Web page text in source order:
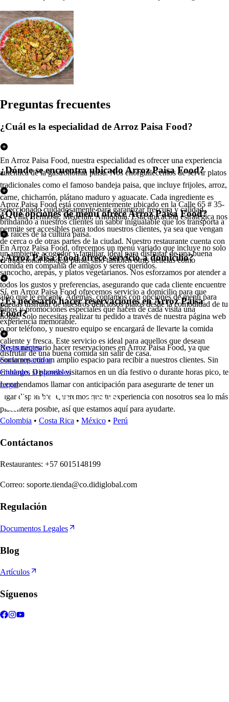
Preguntas frecuentes
¿Cuál es la especialidad de Arroz Paisa Food?
En Arroz Paisa Food, nuestra especialidad es ofrecer una experiencia
auténtica de la gastronomía paisa. Nos enorgullecemos de servir platos
tradicionales como el famoso bandeja paisa, que incluye frijoles, arroz,
carne, chicharrón, plátano maduro y aguacate. Cada ingrediente es
seleccionado cuidadosamente para garantizar frescura y calidad,
brindando a nuestros clientes un sabor inigualable que los transporta a
las raíces de la cultura paisa.
¿Dónde se encuentra ubicado Arroz Paisa Food?
Arroz Paisa Food está convenientemente ubicado en la Calle 65 # 35-
02, Villa Hermosa, Medellín, Antioquia. Esta ubicación estratégica nos
permite ser accesibles para todos nuestros clientes, ya sea que vengan
de cerca o de otras partes de la ciudad. Nuestro restaurante cuenta con
un ambiente acogedor y familiar, ideal para disfrutar de una buena
comida en compañía de amigos y seres queridos.
¿Qué opciones de menú ofrece Arroz Paisa Food?
En Arroz Paisa Food, ofrecemos un menú variado que incluye no solo
el tradicional bandeja paisa, sino también otras delicias como
sancocho, arepas, y platos vegetarianos. Nos esforzamos por atender a
todos los gustos y preferencias, asegurando que cada cliente encuentre
algo que le encante. Además, contamos con opciones de menú para
niños y promociones especiales que hacen de cada visita una
experiencia memorable.
¿Arroz Paisa Food ofrece servicio a domicilio?
Sí, en Arroz Paisa Food ofrecemos servicio a domicilio para que
puedas disfrutar de nuestros deliciosos platos desde la comodidad de tu
hogar. Solo necesitas realizar tu pedido a través de nuestra página web
o por teléfono, y nuestro equipo se encargará de llevarte la comida
caliente y fresca. Este servicio es ideal para aquellos que desean
disfrutar de una buena comida sin salir de casa.
¿Es necesario hacer reservaciones en Arroz Paisa
Food?
No es necesario hacer reservaciones en Arroz Paisa Food, ya que
contamos con un amplio espacio para recibir a nuestros clientes. Sin
embargo, si planeas visitarnos en un día festivo o durante horas pico, te
recomendamos llamar con anticipación para asegurarte de tener un
lugar disponible. Queremos que tu experiencia con nosotros sea lo más
placentera posible, así que estamos aquí para ayudarte.
Restaurantes
Socio repartidor
Ciudades Disponibles
Legal
Colombia • Costa Rica • México • Perú
Contáctanos
Restaurantes: +57 6015148199
Correo: soporte.tienda@co.didiglobal.com
Regulación
Documentos Legales
Blog
Artículos
Síguenos